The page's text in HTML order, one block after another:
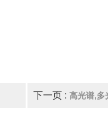
下一页 :高光谱,多